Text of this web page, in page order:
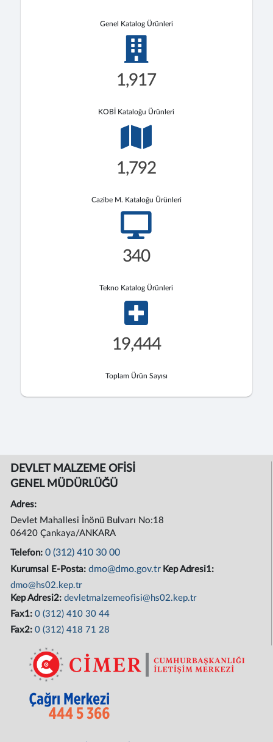
Genel Katalog Ürünleri
1,917
KOBİ Kataloğu Ürünleri
1,792
Cazibe M. Kataloğu Ürünleri
340
Tekno Katalog Ürünleri
19,444
Toplam Ürün Sayısı
DEVLET MALZEME OFİSİ
GENEL MÜDÜRLÜĞÜ
Adres:
Devlet Mahallesi İnönü Bulvarı No:18
06420 Çankaya/ANKARA
Telefon:0 (312) 410 30 00
Kurumsal E-Posta:dmo@dmo.gov.tr Kep Adresi1:
dmo@hs02.kep.tr
Kep Adresi2:devletmalzemeofisi@hs02.kep.tr
Fax1:0 (312) 410 30 44
Fax2:0 (312) 418 71 28